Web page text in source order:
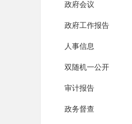
政府会议
政府工作报告
人事信息
双随机一公开
审计报告
政务督查